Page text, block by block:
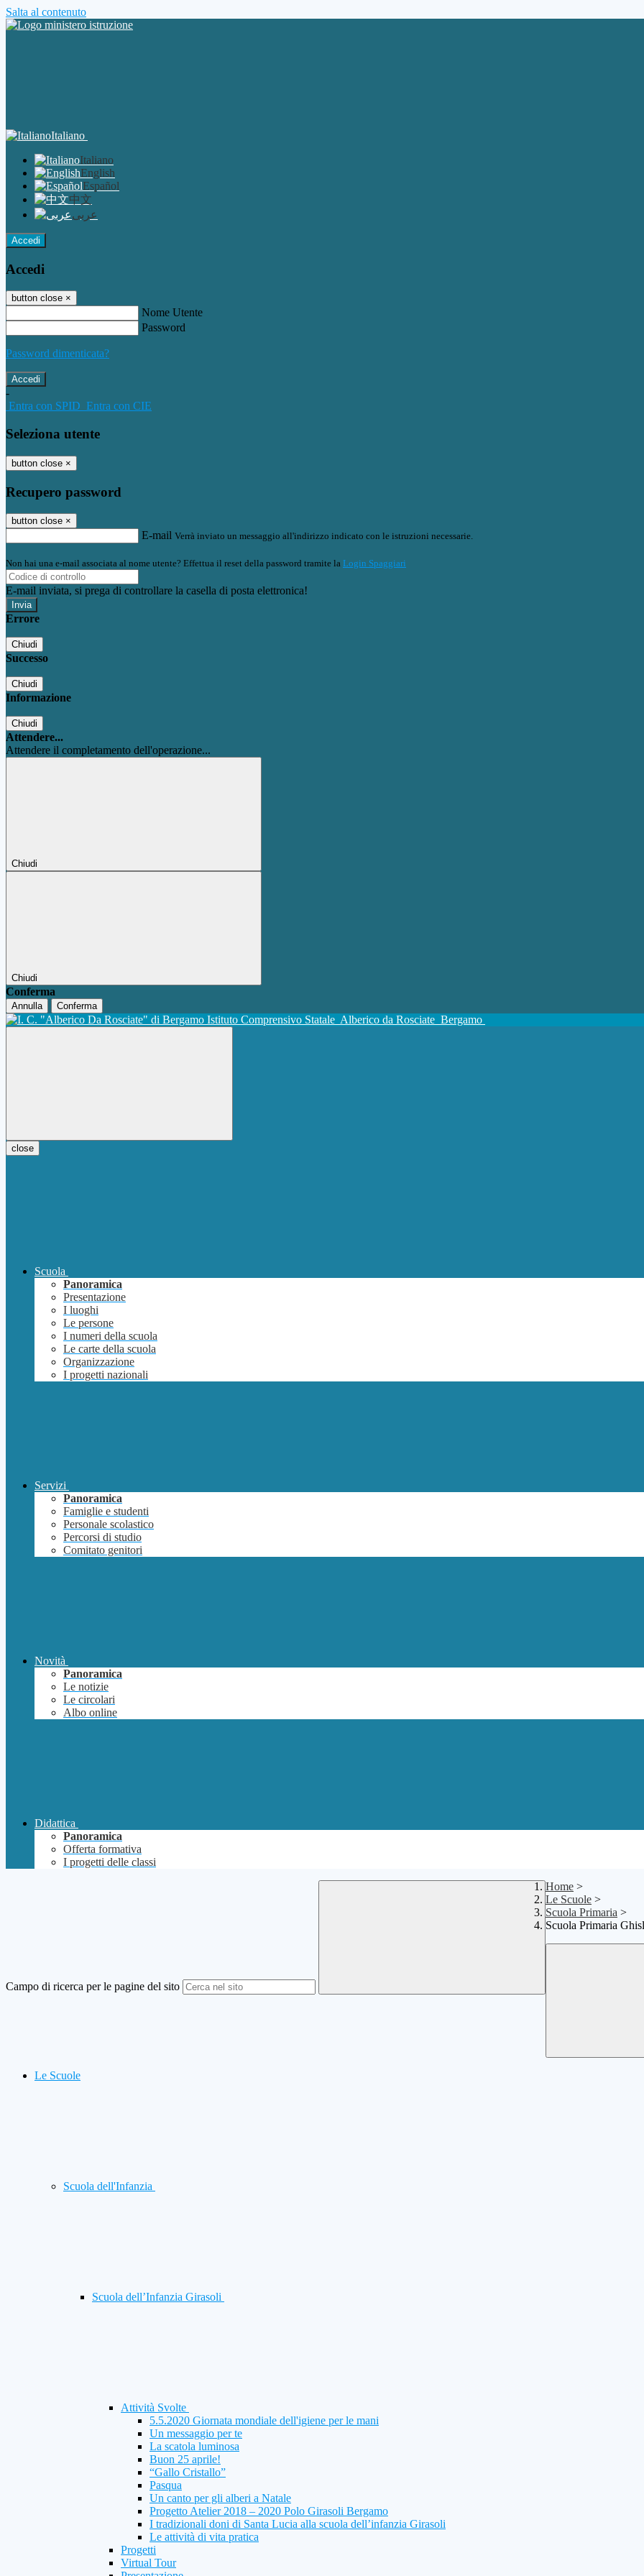
Salta al contenuto
Italiano
Italiano
English
Español
中文
عربى
Accedi
Accedi
button close ×
Nome Utente
Password
Password dimenticata?
-
Entra con SPID Entra con CIE
Seleziona utente
button close ×
Recupero password
button close ×
E-mail Verrà inviato un messaggio all'indirizzo indicato con le istruzioni necessarie.
Non hai una e-mail associata al nome utente? Effettua il reset della password tramite la Login Spaggiari
E-mail inviata, si prega di controllare la casella di posta elettronica!
Errore
Chiudi
Successo
Chiudi
Informazione
Chiudi
Attendere...
Attendere il completamento dell'operazione...
Chiudi
Chiudi
Conferma
Annulla Conferma
Istituto Comprensivo Statale Alberico da Rosciate Bergamo
close
Scuola
Panoramica
Presentazione
I luoghi
Le persone
I numeri della scuola
Le carte della scuola
Organizzazione
I progetti nazionali
Servizi
Panoramica
Famiglie e studenti
Personale scolastico
Percorsi di studio
Comitato genitori
Novità
Panoramica
Le notizie
Le circolari
Albo online
Didattica
Panoramica
Offerta formativa
I progetti delle classi
Campo di ricerca per le pagine del sito
Home >
Le Scuole >
Scuola Primaria >
Scuola Primaria
Le Scuole
Scuola dell'Infanzia
Scuola dell’Infanzia Girasoli
Attività Svolte
5.5.2020 Giornata mondiale dell'igiene per le mani
Un messaggio per te
La scatola luminosa
Buon 25 aprile!
“Gallo Cristallo”
Pasqua
Un canto per gli alberi a Natale
Progetto Atelier 2018 – 2020 Polo Girasoli Bergamo
I tradizionali doni di Santa Lucia alla scuola dell’infanzia Girasoli
Le attività di vita pratica
Progetti
Virtual Tour